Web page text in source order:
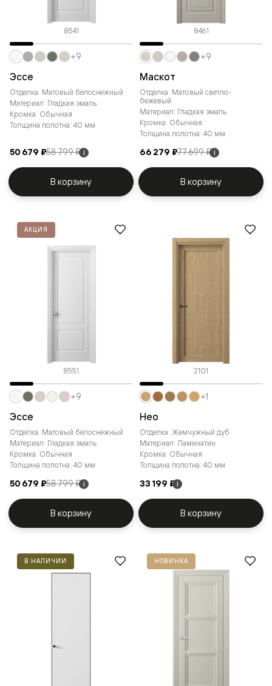
8541
Эссе
Отделка: Матовый белоснежный
Материал: Гладкая эмаль
Кромка: Обычная
Толщина полотна: 40 мм
50 679 ₽58 799 ₽ i
+9
В корзину
8461
Маскот
Отделка: Матовый светло-
бежевый
Материал: Гладкая эмаль
Кромка: Обычная
Толщина полотна: 40 мм
66 279 ₽77 699 ₽ i
+9
В корзину
АКЦИЯ
8551
Эссе
Отделка: Матовый белоснежный
Материал: Гладкая эмаль
Кромка: Обычная
Толщина полотна: 40 мм
50 679 ₽58 799 ₽ i
+9
В корзину
2101
Нео
Отделка: Жемчужный дуб
Материал: Ламинатин
Кромка: Обычная
Толщина полотна: 40 мм
33 199 ₽ i
+1
В корзину
В НАЛИЧИИ НОВИНКА